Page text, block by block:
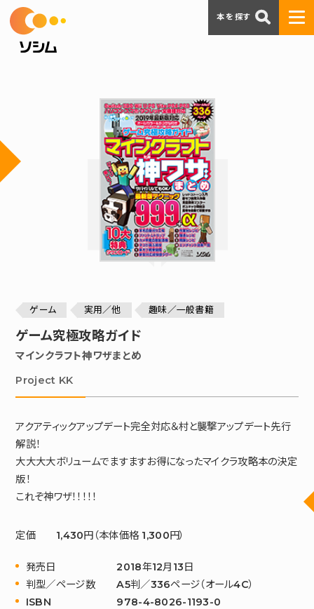
ゲーム 実用／他 趣味／一般書籍
ゲーム究極攻略ガイド
マインクラフト神ワザまとめ
Project KK
アクアティックアップデート完全対応＆村と襲撃アップデート先行
解説！
大大大大ボリュームでますますお得になったマイクラ攻略本の決定
版！
これぞ神ワザ！！！！！
定価 1,430円（本体価格 1,300円）
発売日
2018年12月13日
判型／ページ数
A5判／336ページ（オール4C）
ISBN
978-4-8026-1193-0
本を探す